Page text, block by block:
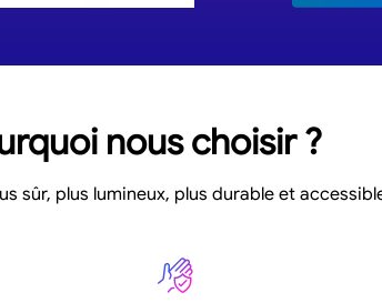
nous choisir ?
sûr, plus lumineux, plus durable et